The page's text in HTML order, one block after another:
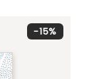
-15%